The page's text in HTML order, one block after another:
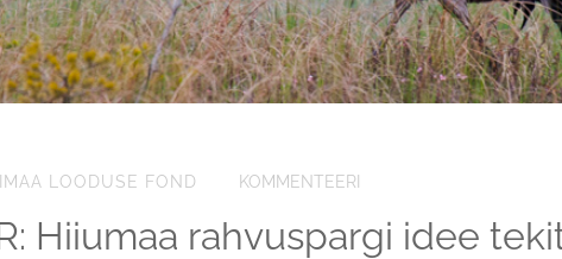
LOODUSE FOND KOMMENTEERI
Hiiumaa rahvuspargi idee